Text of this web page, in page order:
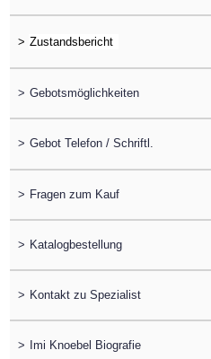
>
> Gebotsmöglichkeiten
> Gebot Telefon / Schriftl.
> Fragen zum Kauf
> Katalogbestellung
> Kontakt zu Spezialist
> Imi Knoebel Biografie